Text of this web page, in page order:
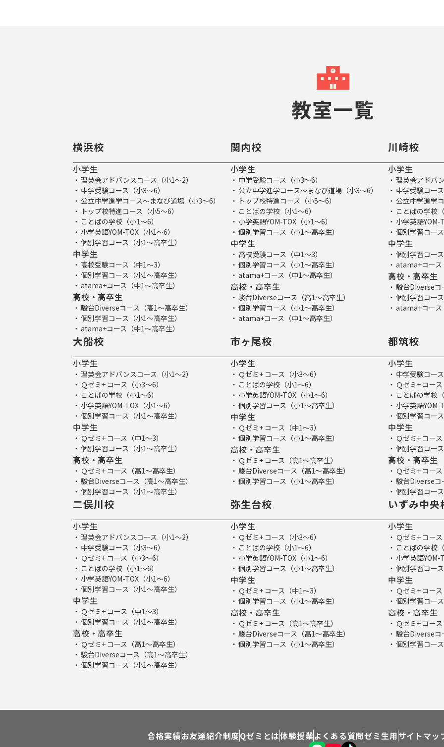
教室一覧
横浜校
小学生
理英会アドバンスコース（小1～2）
中学受験コース（小3～6）
公立中学進学コース～まなび道場（小3～6）
トップ校特進コース（小5～6）
ことばの学校（小1～6）
小学英語YOM-TOX（小1～6）
個別学習コース（小1～高卒生）
中学生
高校受験コース（中1～3）
個別学習コース（小1～高卒生）
atama+コース（中1～高卒生）
高校・高卒生
駿台Diverseコース（高1～高卒生）
個別学習コース（小1～高卒生）
atama+コース（中1～高卒生）
関内校
小学生
中学受験コース（小3～6）
公立中学進学コース～まなび道場（小3～6）
トップ校特進コース（小5～6）
ことばの学校（小1～6）
小学英語YOM-TOX（小1～6）
個別学習コース（小1～高卒生）
中学生
高校受験コース（中1～3）
個別学習コース（小1～高卒生）
atama+コース（中1～高卒生）
高校・高卒生
駿台Diverseコース（高1～高卒生）
個別学習コース（小1～高卒生）
atama+コース（中1～高卒生）
川崎校
小学生
理英会アドバ
中学受験コー
公立中学進学
ことばの学校
小学英語YOM-
個別学習コー
中学生
個別学習コー
atama+コース
高校・高卒生
駿台Diverseコ
個別学習コー
atama+コース
大船校
小学生
理英会アドバンスコース（小1～2）
Ｑゼミ+ コース（小3～6）
ことばの学校（小1～6）
小学英語YOM-TOX（小1～6）
個別学習コース（小1～高卒生）
中学生
Ｑゼミ+ コース（中1～3）
個別学習コース（小1～高卒生）
高校・高卒生
Ｑゼミ+ コース（高1～高卒生）
駿台Diverseコース（高1～高卒生）
個別学習コース（小1～高卒生）
市ヶ尾校
小学生
Ｑゼミ+ コース（小3～6）
ことばの学校（小1～6）
小学英語YOM-TOX（小1～6）
個別学習コース（小1～高卒生）
中学生
Ｑゼミ+ コース（中1～3）
個別学習コース（小1～高卒生）
高校・高卒生
Ｑゼミ+ コース（高1～高卒生）
駿台Diverseコース（高1～高卒生）
個別学習コース（小1～高卒生）
都筑校
小学生
中学受験コー
Ｑゼミ+ コー
ことばの学校
小学英語YOM-
個別学習コー
中学生
Ｑゼミ+ コー
個別学習コー
高校・高卒生
Ｑゼミ+ コー
駿台Diverseコ
個別学習コー
二俣川校
小学生
理英会アドバンスコース（小1～2）
中学受験コース（小3～6）
Ｑゼミ+ コース（小3～6）
ことばの学校（小1～6）
小学英語YOM-TOX（小1～6）
個別学習コース（小1～高卒生）
中学生
Ｑゼミ+ コース（中1～3）
個別学習コース（小1～高卒生）
高校・高卒生
Ｑゼミ+ コース（高1～高卒生）
駿台Diverseコース（高1～高卒生）
個別学習コース（小1～高卒生）
弥生台校
小学生
Ｑゼミ+ コース（小3～6）
ことばの学校（小1～6）
小学英語YOM-TOX（小1～6）
個別学習コース（小1～高卒生）
中学生
Ｑゼミ+ コース（中1～3）
個別学習コース（小1～高卒生）
高校・高卒生
Ｑゼミ+ コース（高1～高卒生）
駿台Diverseコース（高1～高卒生）
個別学習コース（小1～高卒生）
いずみ中央
小学生
Ｑゼミ+ コー
ことばの学校
小学英語YOM-
個別学習コー
中学生
Ｑゼミ+ コー
個別学習コー
高校・高卒生
Ｑゼミ+ コー
駿台Diverseコ
個別学習コー
合格実績お友達紹介制度Qゼミとは体験授業よくある質問ゼミ生用サイトマッ